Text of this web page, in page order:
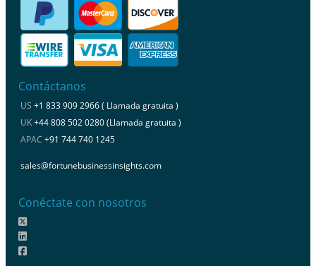
Contáctanos
US +1 833 909 2966 ( Llamada gratuita )
UK+44 808 502 0280 (Llamada gratuita )
APAC +91 744 740 1245
sales@fortunebusinessinsights.com
Conéctate con nosotros